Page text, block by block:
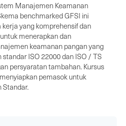
Manajemen Keamanan
benchmarked GFSI ini
yang komprehensif dan
menerapkan dan
keamanan pangan yang
ISO 22000 dan ISO / TS
persyaratan tambahan. Kursus
pemasok untuk
Standar.